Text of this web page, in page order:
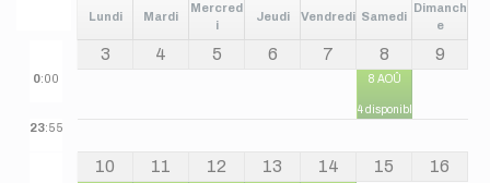
Lundi Mardi
Mercred
i
Jeudi Vendredi Samedi
Dimanch
e
3 4 5 6 7 8 9
0:00 8 AOÛ
4 disponibles
23:55
10 11 12 13 14 15 16